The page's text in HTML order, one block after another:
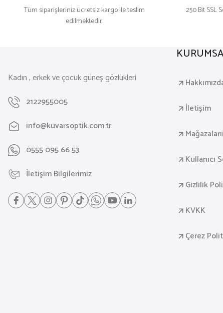
Tüm siparişleriniz ücretsiz kargo ile teslim
edilmektedir.
250 Bit SSL
Kadın , erkek ve çocuk güneş gözlükleri
2122955005
info@kuvarsoptik.com.tr
0555 095 66 53
İletişim Bilgilerimiz
İletişim
Kullanıcı
Gizlilik
KVKK
Çerez